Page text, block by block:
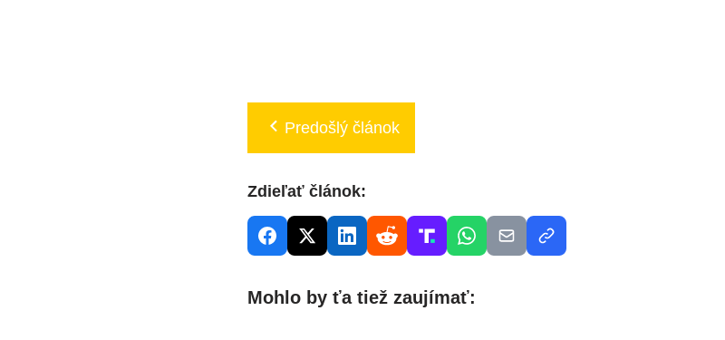
Predošlý článok
Zdieľať článok:
Mohlo by ťa tiež zaujímať: